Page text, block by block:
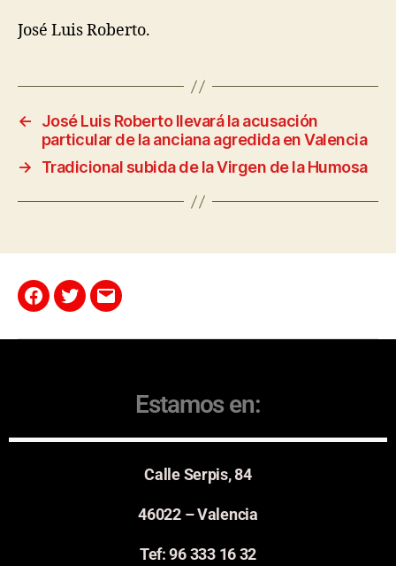
José Luis Roberto.
←
José Luis Roberto llevará la acusación
particular de la anciana agredida en Valencia
→
Tradicional subida de la Virgen de la Humosa
Estamos en:
Calle Serpis, 84
46022 – Valencia
Tef: 96 333 16 32